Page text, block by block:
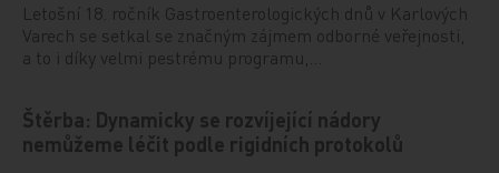
Letošní 18. ročník Gastroenterologických dnů v Karlových
Varech se setkal se značným zájmem odborné veřejnosti,
a to i díky velmi pestrému programu,…
Štěrba: Dynamicky se rozvíjející nádory
nemůžeme léčit podle rigidních protokolů